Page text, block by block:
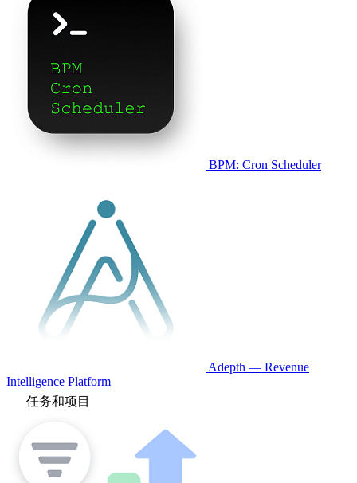
BPM: Cron Scheduler
Adepth — Revenue
Intelligence Platform
任务和项目